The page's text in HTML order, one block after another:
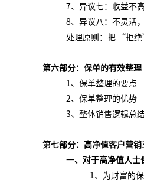
7、异议七：收益不高
8、异议八：不灵活
处理原则：把
“拒
第六部分： 保单的有效整理
1、保单整理的要点
2、保单整理的优势
3、整体销售逻辑总
第七部分：高净值客户营销
一、对于高净值人士
1、为财富的